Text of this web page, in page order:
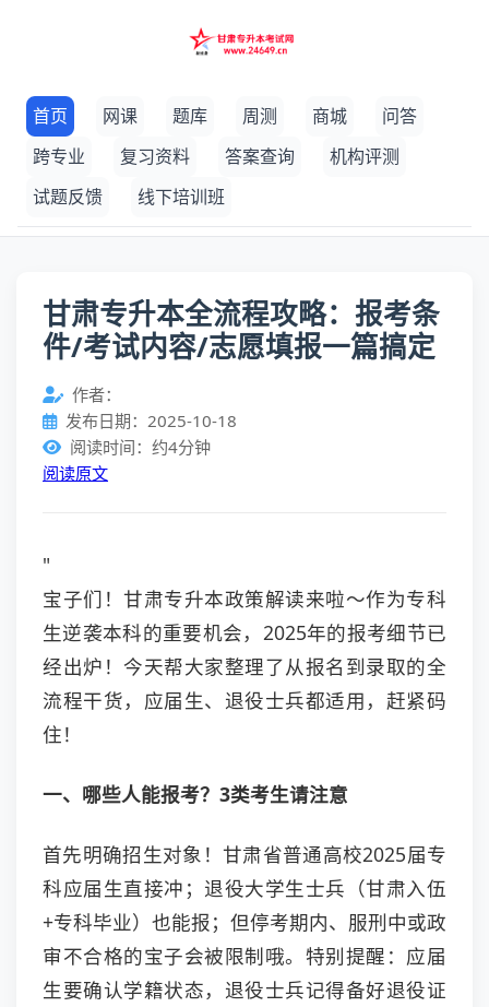
首页 网课 题库 周测 商城
问答
跨专业
复习资料 答案查询
机构评测
试题反馈
线下培训班
甘肃专升本全流程攻略：报考条
件/考试内容/志愿填报一篇搞定
作者：
发布日期：2025-10-18
阅读时间：约4分钟
阅读原文
"
宝子们！甘肃专升本政策解读来啦～作为专科
生逆袭本科的重要机会，2025年的报考细节已
经出炉！今天帮大家整理了从报名到录取的全
流程干货，应届生、退役士兵都适用，赶紧码
住！
一、哪些人能报考？3类考生请注意
首先明确招生对象！甘肃省普通高校2025届专
科应届生直接冲；退役大学生士兵（甘肃入伍
+专科毕业）也能报；但停考期内、服刑中或政
审不合格的宝子会被限制哦。特别提醒：应届
生要确认学籍状态，退役士兵记得备好退役证